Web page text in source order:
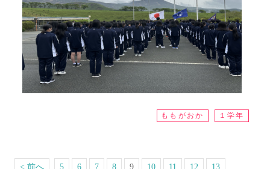
ももがおか １学年
< 前へ 5 6 7 8 9 10 11 12 13